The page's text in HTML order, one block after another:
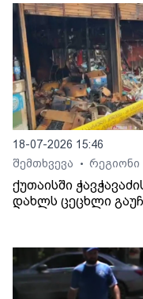
18-07-2026 15:46
შემთხვევა
• რეგიონი
ქუთაისში
დახლს ცეცხლი